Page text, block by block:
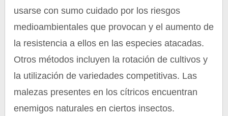
usarse con sumo cuidado por los riesgos
medioambientales que provocan y el aumento de
la resistencia a ellos en las especies atacadas.
Otros métodos incluyen la rotación de cultivos y
la utilización de variedades competitivas. Las
malezas presentes en los cítricos encuentran
enemigos naturales en ciertos insectos.